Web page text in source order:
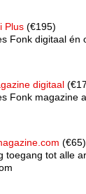
Plus (€195)
Fonk digitaal én
digitaal
Fonk magazine
(€65)
toegang tot alle